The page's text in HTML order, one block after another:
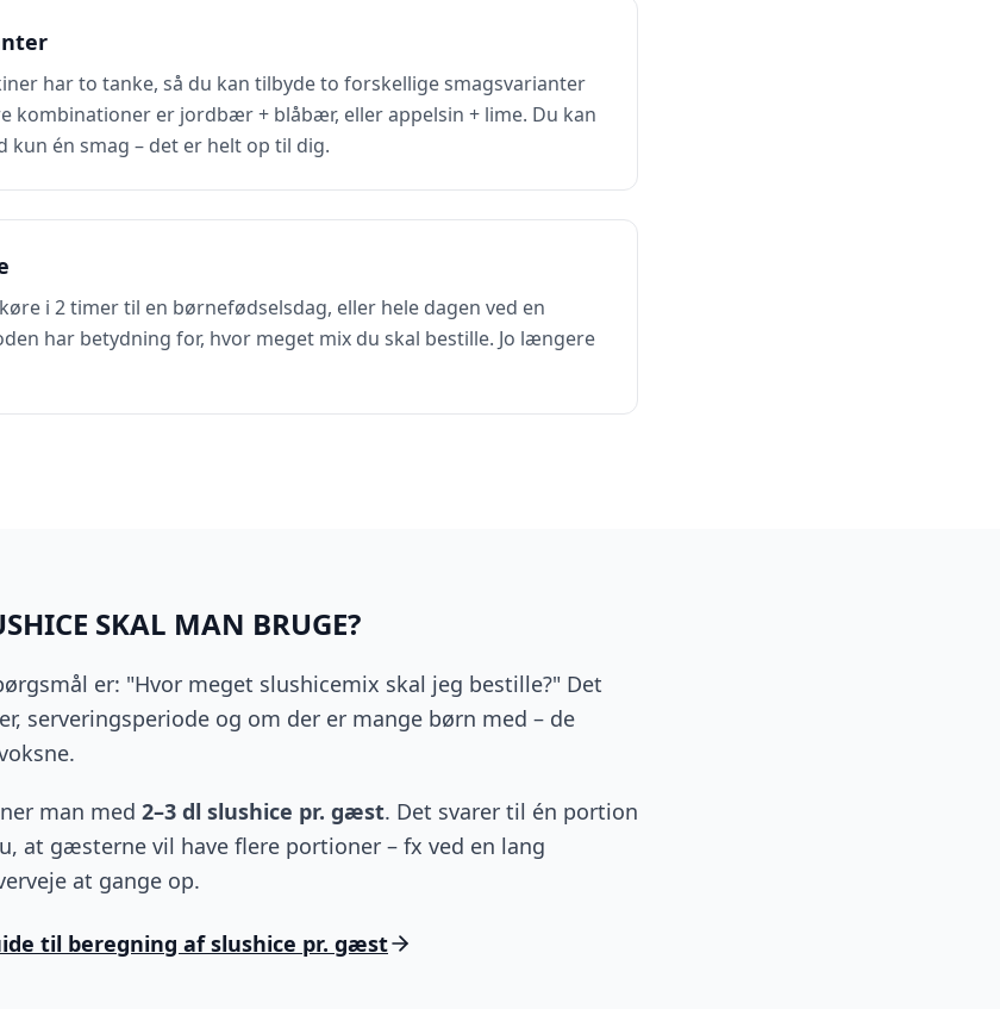
har to tanke, så du kan tilbyde to forskellige smagsvarianter
kombinationer er jordbær + blåbær, eller appelsin + lime. Du kan
kun én smag – det er helt op til dig.
i 2 timer til en børnefødselsdag, eller hele dagen ved en
har betydning for, hvor meget mix du skal bestille. Jo længere
SKAL MAN BRUGE?
er: "Hvor meget slushicemix skal jeg bestille?" Det
serveringsperiode og om der er mange børn med – de
man med 2–3 dl slushice pr. gæst. Det svarer til én portion
at gæsterne vil have flere portioner – fx ved en lang
at gange op.
til beregning af slushice pr. gæst